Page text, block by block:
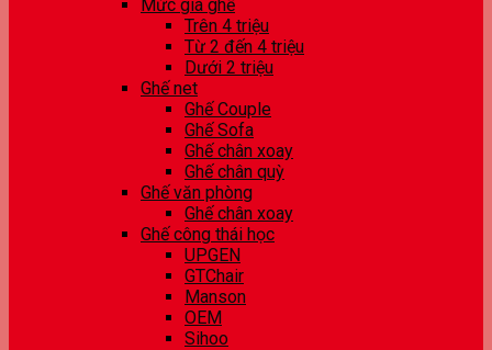
Mức giá ghế
Trên 4 triệu
Từ 2 đến 4 triệu
Dưới 2 triệu
Ghế net
Ghế Couple
Ghế Sofa
Ghế chân xoay
Ghế chân quỳ
Ghế văn phòng
Ghế chân xoay
Ghế công thái học
UPGEN
GTChair
Manson
OEM
Sihoo